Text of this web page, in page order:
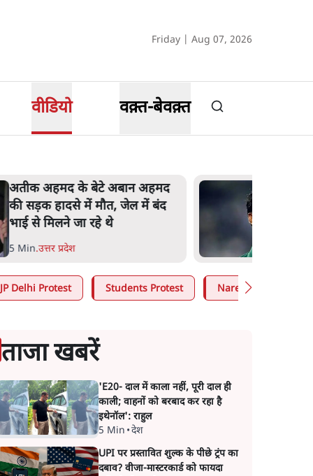
Friday | Aug 07, 2026
वीडियो वक़्त-बेवक़्त
अतीक अहमद के बेटे अबान अहमद
की सड़क हादसे में मौत, जेल में बंद
भाई से मिलने जा रहे थे
5 Min.उत्तर प्रदेश
Delhi Protest Students Protest Narendra Modi
ताजा खबरें
'E20- दाल में काला नहीं, पूरी दाल ही
काली; वाहनों को बरबाद कर रहा है
इथेनॉल': राहुल
5 Min •देश
UPI पर प्रस्तावित शुल्क के पीछे ट्रंप का
दबाव? वीजा-मास्टरकार्ड को फायदा